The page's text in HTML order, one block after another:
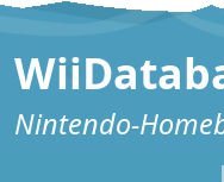
Zum Inhalt springen
Nintendo-